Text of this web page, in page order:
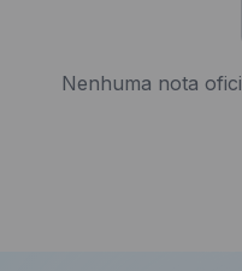
Nenhuma nota